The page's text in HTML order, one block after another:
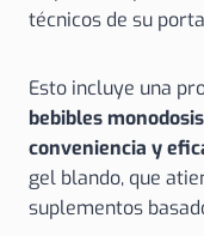
técnicos de su
Esto incluye una
bebibles
conveniencia y
gel blando, que
suplementos